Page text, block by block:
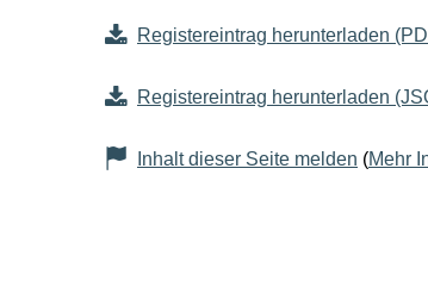
Registereintrag herunterladen
Registereintrag herunterladen
Inhalt dieser Seite melden (Mehr